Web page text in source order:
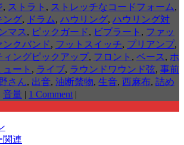
, ストラト , ストレッチなコードフォーム,
ング, ドラム, ハウリング, ハウリング対
マス , ピックガード, ビブラート , ファッ
ンクバンド, フットスイッチ, プリアンプ,
ィングピックアップ, フロント , ベース , ホ
ュート , ライブ, ラウンドワウンド弦, 事前
さん, 出音, 油断禁物, 生音, 西麻布, 詰め
音量 | 1 Comment |
関連